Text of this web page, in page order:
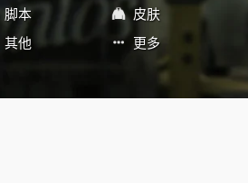
脚本
皮肤
其他 更多